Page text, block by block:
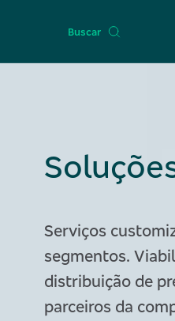
Buscar
Serviços
segmentos.
distribuição de
parceiros da